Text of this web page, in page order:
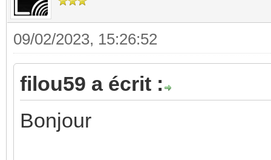
09/02/2023, 15:26:52
filou59 a écrit :
Bonjour